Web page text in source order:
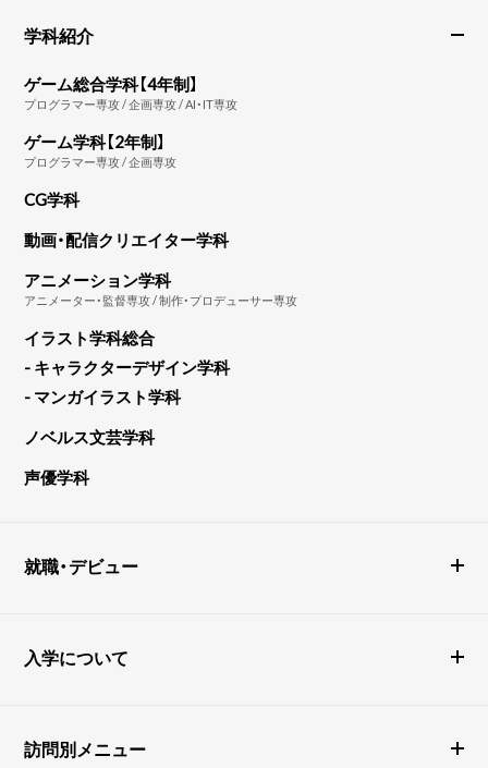
学科紹介
ゲーム総合学科【4年制】
プログラマー専攻 / 企画専攻 / AI・IT専攻
ゲーム学科【2年制】
プログラマー専攻 / 企画専攻
CG学科
動画・配信クリエイター学科
アニメーション学科
アニメーター・監督専攻 / 制作・プロデューサー専攻
イラスト学科総合
- キャラクターデザイン学科
- マンガイラスト学科
ノベルス文芸学科
声優学科
就職・デビュー
入学について
訪問別メニュー